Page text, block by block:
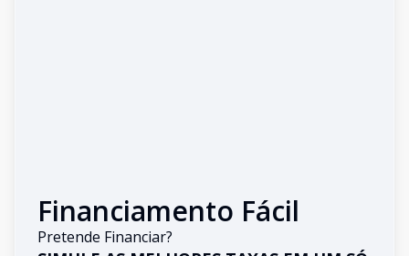
Financiamento Fácil
Pretende Financiar?